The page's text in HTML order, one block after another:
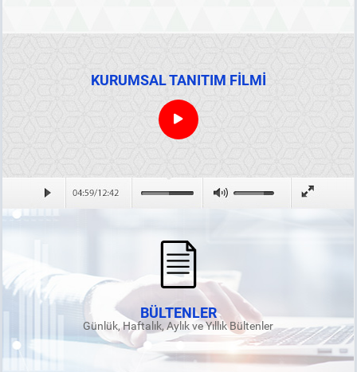
KURUMSAL TANITIM FİLMİ
BÜLTENLER
Günlük, Haftalık, Aylık ve Yıllık Bültenler